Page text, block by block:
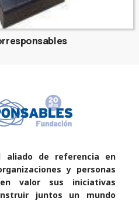
aliado de referencia en
y personas
valor sus iniciativas
juntos un mundo